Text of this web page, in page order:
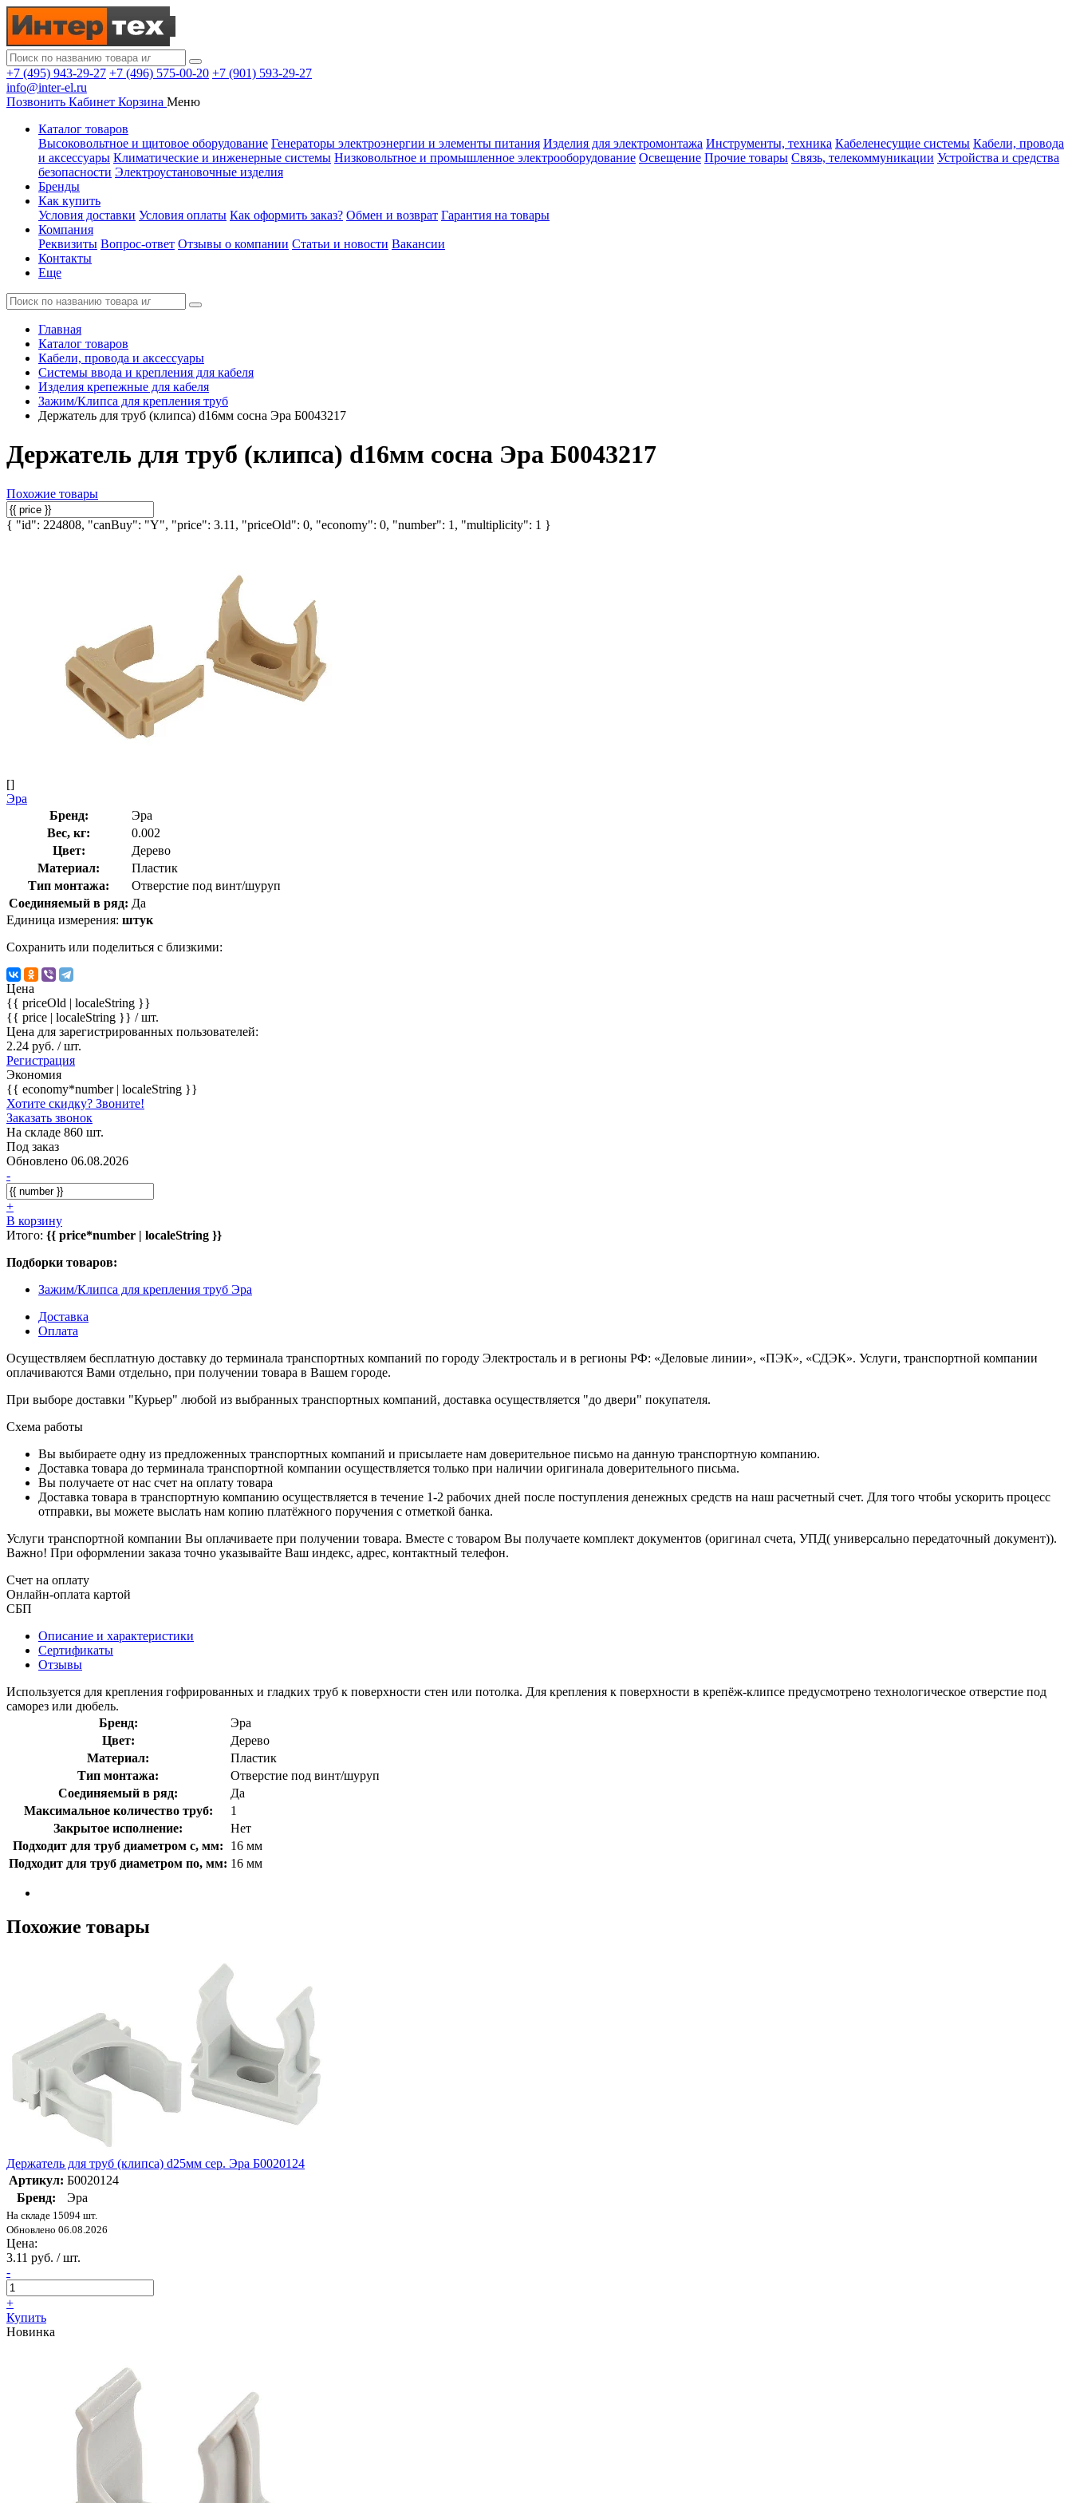
+7 (495) 943-29-27 +7 (496) 575-00-20 +7 (901) 593-29-27
info@inter-el.ru
Позвонить Кабинет Корзина Меню
Каталог товаров
Высоковольтное и щитовое оборудование Генераторы электроэнергии и элементы питания Изделия для электромонтажа Инструменты, техника Кабеленесущие системы Кабели, провода
и аксессуары Климатические и инженерные системы Низковольтное и промышленное электрооборудование Освещение Прочие товары Связь, телекоммуникации Устройства и средства
безопасности Электроустановочные изделия
Бренды
Как купить
Условия доставки Условия оплаты Как оформить заказ? Обмен и возврат Гарантия на товары
Компания
Реквизиты Вопрос-ответ Отзывы о компании Статьи и новости Вакансии
Контакты
Еще
Главная
Каталог товаров
Кабели, провода и аксессуары
Системы ввода и крепления для кабеля
Изделия крепежные для кабеля
Зажим/Клипса для крепления труб
Держатель для труб (клипса) d16мм сосна Эра Б0043217
Держатель для труб (клипса) d16мм сосна Эра Б0043217
Похожие товары
{ "id": 224808, "canBuy": "Y", "price": 3.11, "priceOld": 0, "economy": 0, "number": 1, "multiplicity": 1 }
[]
Эра
Бренд:
Эра
Вес, кг:
0.002
Цвет:
Дерево
Материал:
Пластик
Тип монтажа:
Отверстие под винт/шуруп
Соединяемый в ряд: Да
Единица измерения: штук
Сохранить или поделиться с близкими:
Цена
{{ priceOld | localeString }}
{{ price | localeString }} / шт.
Цена для зарегистрированных пользователей:
2.24 руб. / шт.
Регистрация
Экономия
{{ economy*number | localeString }}
Хотите скидку? Звоните!
Заказать звонок
На складе 860 шт.
Под заказ
Обновлено 06.08.2026
-
+
В корзину
Итого: {{ price*number | localeString }}
Подборки товаров:
Зажим/Клипса для крепления труб Эра
Доставка
Оплата
Осуществляем бесплатную доставку до терминала транспортных компаний по городу Электросталь и в регионы РФ: «Деловые линии», «ПЭК», «СДЭК». Услуги, транспортной компании
оплачиваются Вами отдельно, при получении товара в Вашем городе.
При выборе доставки "Курьер" любой из выбранных транспортных компаний, доставка осуществляется "до двери" покупателя.
Схема работы
Вы выбираете одну из предложенных транспортных компаний и присылаете нам доверительное письмо на данную транспортную компанию.
Доставка товара до терминала транспортной компании осуществляется только при наличии оригинала доверительного письма.
Вы получаете от нас счет на оплату товара
Доставка товара в транспортную компанию осуществляется в течение 1-2 рабочих дней после поступления денежных средств на наш расчетный счет. Для того чтобы ускорить процесс
отправки, вы можете выслать нам копию платёжного поручения с отметкой банка.
Услуги транспортной компании Вы оплачиваете при получении товара. Вместе с товаром Вы получаете комплект документов (оригинал счета, УПД( универсально передаточный документ)).
Важно! При оформлении заказа точно указывайте Ваш индекс, адрес, контактный телефон.
Счет на оплату
Онлайн-оплата картой
СБП
Описание и характеристики
Сертификаты
Отзывы
Используется для крепления гофрированных и гладких труб к поверхности стен или потолка. Для крепления к поверхности в крепёж-клипсе предусмотрено технологическое отверстие под
саморез или дюбель.
Бренд:
Эра
Цвет:
Дерево
Материал:
Пластик
Тип монтажа:
Отверстие под винт/шуруп
Соединяемый в ряд:
Да
Максимальное количество труб:
1
Закрытое исполнение:
Нет
Подходит для труб диаметром с, мм:
16 мм
Подходит для труб диаметром по, мм: 16 мм
Похожие товары
Держатель для труб (клипса) d25мм сер. Эра Б0020124
Артикул: Б0020124
Бренд:
Эра
На складе 15094 шт.
Обновлено 06.08.2026
Цена:
3.11 руб. / шт.
-
+
Купить
Новинка